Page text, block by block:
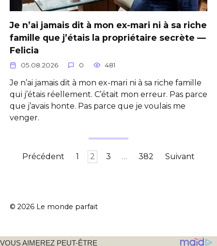
Je n’ai jamais dit à mon ex-mari ni à sa riche
famille que j’étais la propriétaire secrète —
Felicia
05.08.2026 0 481
Je n’ai jamais dit à mon ex-mari ni à sa riche famille
qui j’étais réellement. C’était mon erreur. Pas parce
que j’avais honte. Pas parce que je voulais me
venger.
Pagination
Précédent 1 2 3 … 382 Suivant
© 2026 Le monde parfait